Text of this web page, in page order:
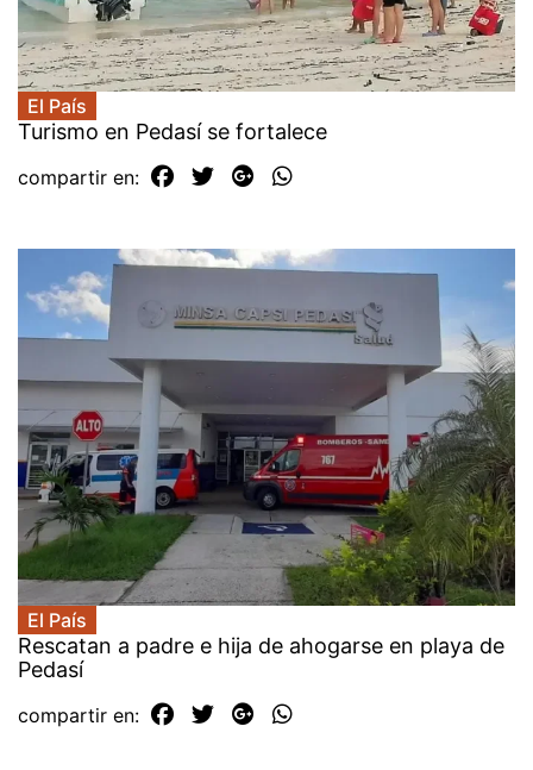
El País
Turismo en Pedasí se fortalece
compartir en:
El País
Rescatan a padre e hija de ahogarse en playa de
Pedasí
compartir en: